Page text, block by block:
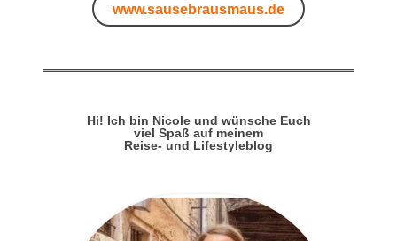
www.sausebrausmaus.de
Hi! Ich bin Nicole und wünsche Euch
viel Spaß auf meinem
Reise- und Lifestyleblog